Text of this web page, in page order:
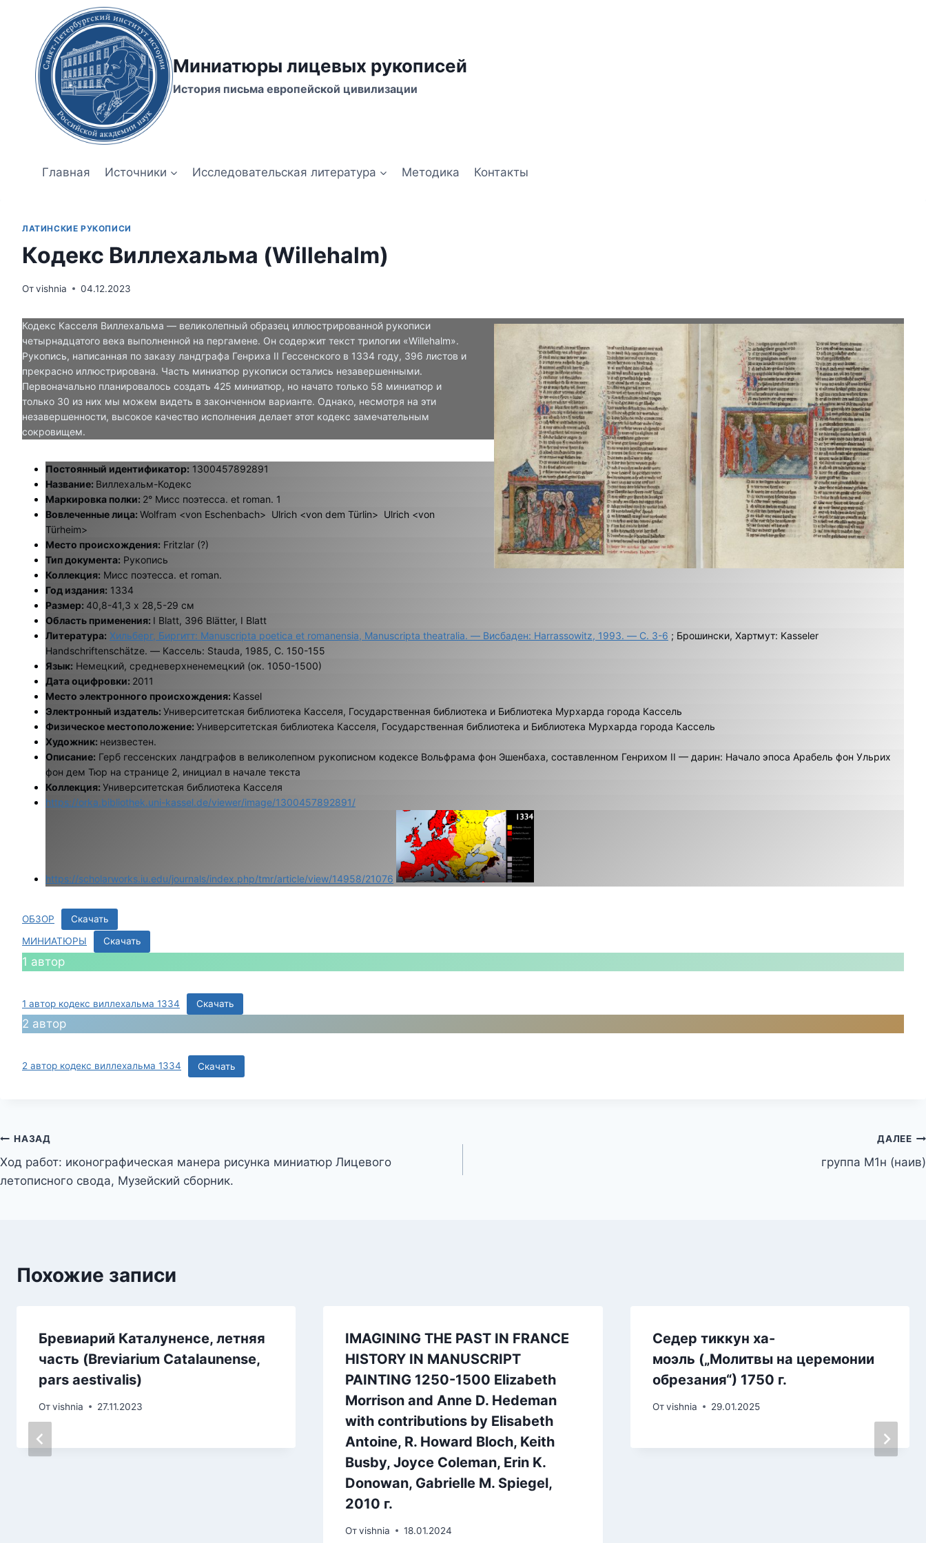
содержимому
Миниатюры лицевых рукописей
История письма европейской цивилизации
Главная Источники Исследовательская литература Методика Контакты
ЛАТИНСКИЕ РУКОПИСИ
Кодекс Виллехальма (Willehalm)
Отvishnia 04.12.2023
Кодекс Касселя Виллехальма — великолепный образец иллюстрированной рукописи
четырнадцатого века выполненной на пергамене. Он содержит текст трилогии «Willehalm».
Рукопись, написанная по заказу ландграфа Генриха II Гессенского в 1334 году, 396 листов и
прекрасно иллюстрирована. Часть миниатюр рукописи остались незавершенными.
Первоначально планировалось создать 425 миниатюр, но начато только 58 миниатюр и
только 30 из них мы можем видеть в законченном варианте. Однако, несмотря на эти
незавершенности, высокое качество исполнения делает этот кодекс замечательным
сокровищем.
Постоянный идентификатор: 1300457892891
Название: Виллехальм-Кодекс
Маркировка полки: 2° Мисс поэтесса. et roman. 1
Вовлеченные лица: Wolfram <von Eschenbach> Ulrich <von dem Türlin> Ulrich <von
Türheim>
Место происхождения: Fritzlar (?)
Тип документа: Рукопись
Коллекция: Мисс поэтесса. et roman.
Год издания: 1334
Размер: 40,8-41,3 x 28,5-29 см
Область применения: I Blatt, 396 Blätter, I Blatt
Литература: Хильберг, Биргитт: Manuscripta poetica et romanensia, Manuscripta theatralia. — Висбаден: Harrassowitz, 1993. — С. 3-6 ; Брошински, Хартмут: Kasseler
Handschriftenschätze. — Кассель: Stauda, 1985, С. 150-155
Язык: Немецкий, средневерхненемецкий (ок. 1050-1500)
Дата оцифровки: 2011
Место электронного происхождения: Kassel
Электронный издатель: Университетская библиотека Касселя, Государственная библиотека и Библиотека Мурхарда города Кассель
Физическое местоположение: Университетская библиотека Касселя, Государственная библиотека и Библиотека Мурхарда города Кассель
Художник: неизвестен.
Описание: Герб гессенских ландграфов в великолепном рукописном кодексе Вольфрама фон Эшенбаха, составленном Генрихом II — дарин: Начало эпоса Арабель фон Ульрих
фон дем Тюр на странице 2, инициал в начале текста
Коллекция: Университетская библиотека Касселя
https://orka.bibliothek.uni-kassel.de/viewer/image/1300457892891/
https://scholarworks.iu.edu/journals/index.php/tmr/article/view/14958/21076
ОБЗОР
Скачать
МИНИАТЮРЫ
Скачать
1 автор
1 автор кодекс виллехальма 1334 Скачать
2 автор
2 автор кодекс виллехальма 1334 Скачать
Навигация
по
НАЗАД
Ход работ: иконографическая манера рисунка миниатюр Лицевого
летописного свода, Музейский сборник.
ДАЛЕЕ
группа М1н (наив)
Похожие записи
Бревиарий Каталуненсе, летняя
часть (Breviarium Catalaunense,
pars aestivalis)
Отvishnia 27.11.2023
IMAGINING THE PAST IN FRANCE
HISTORY IN MANUSCRIPT
PAINTING 1250-1500 Elizabeth
Morrison and Anne D. Hedeman
with contributions by Elisabeth
Antoine, R. Howard Bloch, Keith
Busby, Joyce Coleman, Erin K.
Donowan, Gabrielle M. Spiegel,
2010 г.
От vishnia 18.01.2024
Седер тиккун ха-
моэль („Молитвы на церемонии
обрезания“) 1750 г.
От vishnia 29.01.2025